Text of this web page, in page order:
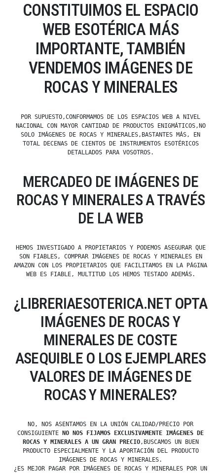
CONSTITUIMOS EL ESPACIO
WEB ESOTÉRICA MÁS
IMPORTANTE, TAMBIÉN
VENDEMOS IMÁGENES DE
ROCAS Y MINERALES
POR SUPUESTO,CONFORMAMOS DE LOS ESPACIOS WEB A NIVEL
NACIONAL CON MAYOR CANTIDAD DE PRODUCTOS ENIGMÁTICOS,NO
SOLO IMÁGENES DE ROCAS Y MINERALES,BASTANTES MÁS, EN
TOTAL DECENAS DE CIENTOS DE INSTRUMENTOS ESOTÉRICOS
DETALLADOS PARA VOSOTROS.
MERCADEO DE IMÁGENES DE
ROCAS Y MINERALES A TRAVÉS
DE LA WEB
HEMOS INVESTIGADO A PROPIETARIOS Y PODEMOS ASEGURAR QUE
SON FIABLES, COMPRAR IMÁGENES DE ROCAS Y MINERALES EN
AMAZON CON LOS PROPIETARIOS QUE FACILITAMOS EN LA PÁGINA
WEB ES FIABLE, MULTITUD LOS HEMOS TESTADO ADEMÁS.
¿LIBRERIAESOTERICA.NET OPTA
IMÁGENES DE ROCAS Y
MINERALES DE COSTE
ASEQUIBLE O LOS EJEMPLARES
VALORES DE IMÁGENES DE
ROCAS Y MINERALES?
NO, NOS ASENTAMOS EN LA UNIÓN CALIDAD/PRECIO POR
CONSIGUIENTE
NO NOS FIJAMOS EXCLUSIVAMENTE IMÁGENES DE
ROCAS Y MINERALES A UN GRAN PRECIO,BUSCAMOS UN BUEN
PRODUCTO ESPECIALMENTE Y LA APORTACIÓN DEL PRODUCTO
IMÁGENES DE ROCAS Y MINERALES.
¿ES MEJOR PAGAR POR IMÁGENES DE ROCAS Y MINERALES POR UN